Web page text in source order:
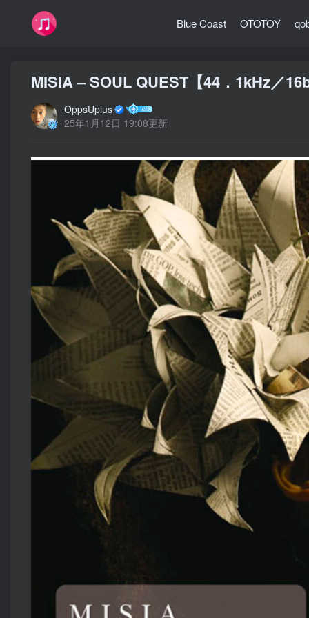
Blue Coast OTOTOY
MISIA – SOUL QUEST【44．1kHz／
OppsUplus
25年1月12日 19:08更新